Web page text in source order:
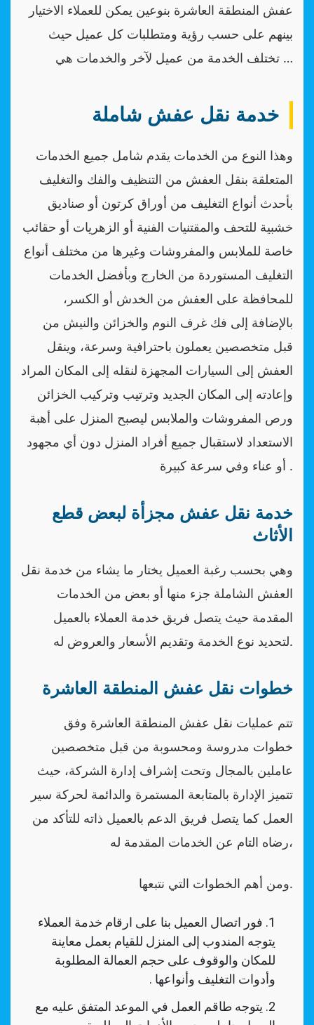
عفش المنطقة العاشرة بنوعين يمكن للعملاء الاختيار
بينهم على حسب رؤية ومتطلبات كل عميل حيث
تختلف الخدمة من عميل لآخر والخدمات هي …
خدمة نقل عفش شاملة
وهذا النوع من الخدمات يقدم شامل جميع الخدمات
المتعلقة بنقل العفش من التنظيف والفك والتغليف
بأحدث أنواع التغليف من أوراق كرتون أو صناديق
خشبية للتحف والمقتنيات الفنية أو الزهريات أو حقائب
خاصة للملابس والمفروشات وغيرها من مختلف أنواع
التغليف المستوردة من الخارج وبأفضل الخدمات
للمحافظة على العفش من الخدش أو الكسر،
بالإضافة إلى فك غرف النوم والخزائن والنيش من
قبل متخصصين يعملون باحترافية وسرعة، وينقل
العفش إلى السيارات المجهزة لنقله إلى المكان المراد
وإعادته إلى المكان الجديد وترتيب وتركيب الخزائن
ورص المفروشات والملابس ليصبح المنزل على أهبة
الاستعداد لاستقبال جميع أفراد المنزل دون أي مجهود
أو عناء وفي سرعة كبيرة .
خدمة نقل عفش مجزأة لبعض قطع
الأثاث
وهي بحسب رغبة العميل يختار ما يشاء من خدمة نقل
العفش الشاملة جزء منها أو بعض من الخدمات
المقدمة حيث يتصل فريق خدمة العملاء بالعميل
لتحديد نوع الخدمة وتقديم الأسعار والعروض له.
خطوات نقل عفش المنطقة العاشرة
تتم عمليات نقل عفش المنطقة العاشرة وفق
خطوات مدروسة ومحسوبة من قبل متخصصين
عاملين بالمجال وتحت إشراف إدارة الشركة، حيث
تتميز الإدارة بالمتابعة المستمرة والدائمة لحركة سير
العمل كما يتصل فريق الدعم بالعميل ذاته للتأكد من
رضاه التام عن الخدمات المقدمة له،
ومن أهم الخطوات التي نتبعها.
فور اتصال العميل بنا على ارقام خدمة العملاء
يتوجه المندوب إلى المنزل للقيام بعمل معاينة
للمكان والوقوف على حجم العمالة المطلوبة
وأدوات التغليف وأنواعها .
يتوجه طاقم العمل في الموعد المتفق عليه مع